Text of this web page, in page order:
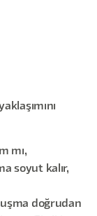
mı,
soyut kalır,
doğrudan